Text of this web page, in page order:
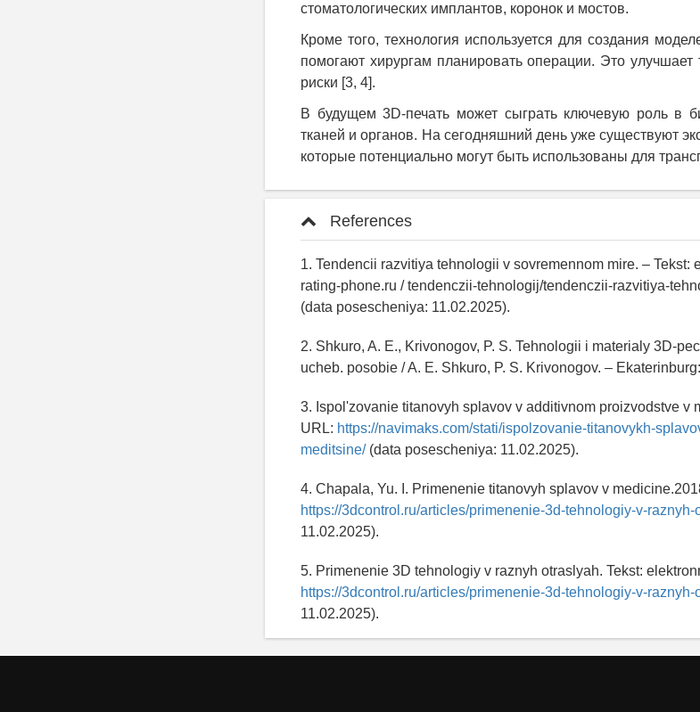
стоматологических имплантов, коронок и мостов.
Кроме того, технология используется для создания
помогают хирургам планировать операции. Это улучшает
риски [3, 4].
В будущем 3D-печать может сыграть ключевую роль в
тканей и органов. На сегодняшний день уже существуют
которые потенциально могут быть использованы для
References
1. Tendencii razvitiya tehnologii v sovremennom mire. – Tekst:
rating-phone.ru / tendenczii-tehnologij/tendenczii-razvitiya-
(data posescheniya: 11.02.2025).
2. Shkuro, A. E., Krivonogov, P. S. Tehnologii i materialy 3D-
ucheb. posobie / A. E. Shkuro, P. S. Krivonogov. –
3. Ispol'zovanie titanovyh splavov v additivnom proizvodstve v
URL: https://navimaks.com/stati/ispolzovanie-titanovykh-
meditsine/(data posescheniya: 11.02.2025).
4. Chapala, Yu. I. Primenenie titanovyh splavov v
https://3dcontrol.ru/articles/primenenie-3d-tehnologiy-v-raznyh-
11.02.2025).
5. Primenenie 3D tehnologiy v raznyh otraslyah. Tekst:
https://3dcontrol.ru/articles/primenenie-3d-tehnologiy-v-raznyh-
11.02.2025).